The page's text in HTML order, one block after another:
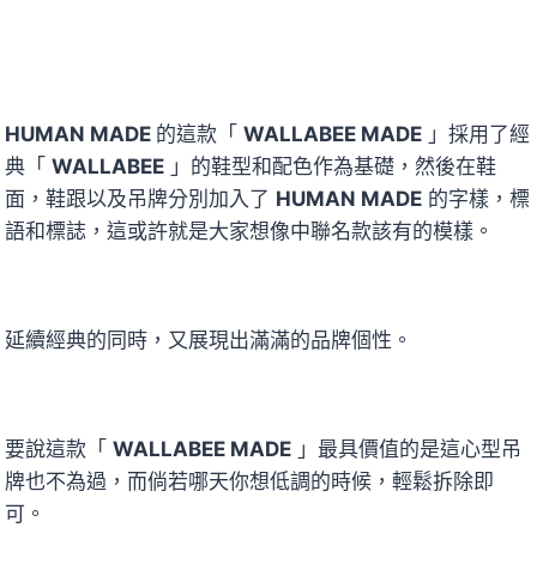
HUMAN MADE 的這款「 WALLABEE MADE 」採用了經
典「 WALLABEE 」的鞋型和配色作為基礎，然後在鞋
面，鞋跟以及吊牌分別加入了 HUMAN MADE 的字樣，標
語和標誌，這或許就是大家想像中聯名款該有的模樣。
延續經典的同時，又展現出滿滿的品牌個性。
要說這款「 WALLABEE MADE 」最具價值的是這心型吊
牌也不為過，而倘若哪天你想低調的時候，輕鬆拆除即
可。